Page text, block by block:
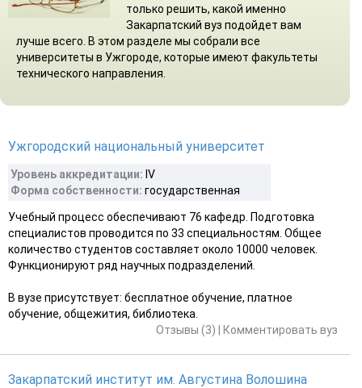
только решить, какой именно
Закарпатский вуз подойдет вам
лучше всего. В этом разделе мы собрали все
университеты в Ужгороде, которые имеют факультеты
технического направления.
Ужгородский национальный университет
Уровень аккредитации: IV
Форма собственности: государственная
Учебный процесс обеспечивают 76 кафедр. Подготовка
специалистов проводится по 33 специальностям. Общее
количество студентов составляет около 10000 человек.
Функционируют ряд научных подразделений.
В вузе присутствует: бесплатное обучение, платное
обучение, общежития, библиотека.
Отзывы (3)
Комментировать вуз
Закарпатский институт им. Августина Волошина